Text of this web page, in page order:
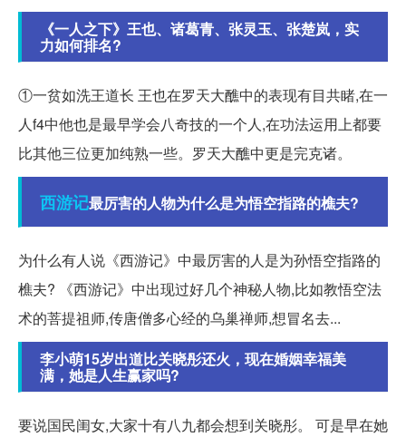
《一人之下》王也、诸葛青、张灵玉、张楚岚，实
力如何排名?
①一贫如洗王道长 王也在罗天大醮中的表现有目共睹,在一
人f4中他也是最早学会八奇技的一个人,在功法运用上都要
比其他三位更加纯熟一些。罗天大醮中更是完克诸。
西游记最厉害的人物为什么是为悟空指路的樵夫?
为什么有人说《西游记》中最厉害的人是为孙悟空指路的
樵夫? 《西游记》中出现过好几个神秘人物,比如教悟空法
术的菩提祖师,传唐僧多心经的乌巢禅师,想冒名去...
李小萌15岁出道比关晓彤还火，现在婚姻幸福美
满，她是人生赢家吗?
要说国民闺女,大家十有八九都会想到关晓彤。 可是早在她